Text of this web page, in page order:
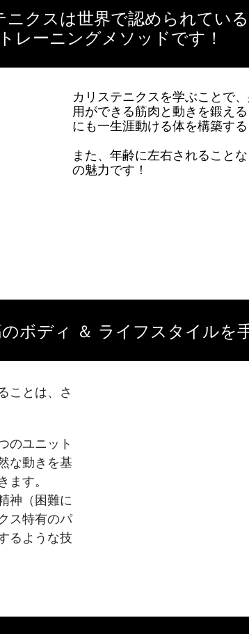
ニクスは世界で認められている
レーニングメソッドです！
カリステニクスを学ぶことで
用ができる筋肉と動きを鍛え
にも一生涯動ける体を構築する
また、年齢に左右されること
の魅力です！
ボディ ＆ ライフスタイルを
ことは、さ
のユニット
な動きを基
す。
神（困難に
ス特有のパ
るような技